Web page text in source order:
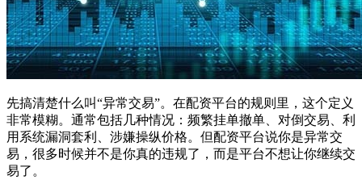
先搞清楚什么叫“异常交易”。在配资平台的规则里，这个定义
非常模糊。通常包括几种情况：频繁挂单撤单、对倒交易、利
用系统漏洞套利、涉嫌操纵价格。但配资平台说你是异常交
易，很多时候并不是你真的违规了，而是平台不想让你继续交
易了。